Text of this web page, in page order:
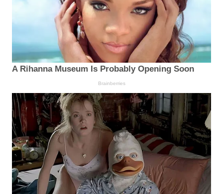
A Rihanna Museum Is Probably Opening Soon
Brainberries